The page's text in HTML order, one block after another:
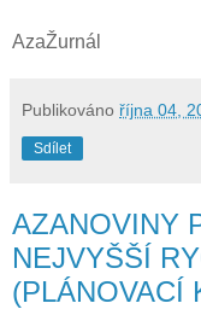
AzaŽurnál
Publikováno října 04,
Sdílet
AZANOVINY
NEJVYŠŠÍ
(PLÁNOVACÍ